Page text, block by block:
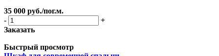
35 000 руб./пог.м.
-
+
Заказать
Быстрый просмотр